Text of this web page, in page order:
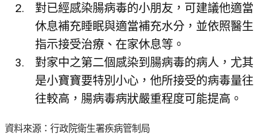
對已經感染腸病毒的小朋友，可建議他適當
休息補充睡眠與適當補充水分，並依照醫生
指示接受治療、在家休息等。
對家中之第二個感染到腸病毒的病人，尤其
是小寶寶要特別小心，他所接受的病毒量往
往較高，腸病毒病狀嚴重程度可能提高。
資料來源：行政院衛生署疾病管制局